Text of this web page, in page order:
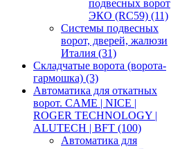
подвесных ворот
ЭКО (RC59) (11)
Системы подвесных
ворот, дверей, жалюзи
Италия (31)
Складчатые ворота (ворота-
гармошка) (3)
Автоматика для откатных
ворот. CAME | NICE |
ROGER TECHNOLOGY |
ALUTECH | BFT (100)
Автоматика для